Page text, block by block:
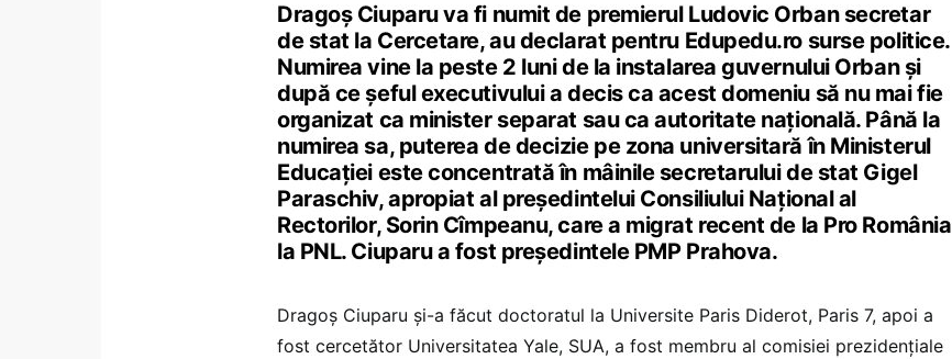
Dragoș Ciuparu va fi numit de premierul Ludovic Orban secretar
de stat la Cercetare, au declarat pentru Edupedu.ro surse politice.
Numirea vine la peste 2 luni de la instalarea guvernului Orban și
după ce șeful executivului a decis ca acest domeniu să nu mai fie
organizat ca minister separat sau ca autoritate națională. Până la
numirea sa, puterea de decizie pe zona universitară în Ministerul
Educației este concentrată în mâinile secretarului de stat Gigel
Paraschiv, apropiat al președintelui Consiliului Național al
Rectorilor, Sorin Cîmpeanu, care a migrat recent de la Pro România
la PNL. Ciuparu a fost președintele PMP Prahova.
Dragoș Ciuparu și-a făcut doctoratul la Universite Paris Diderot, Paris 7, apoi a
fost cercetător Universitatea Yale, SUA, a fost membru al comisiei prezidențiale